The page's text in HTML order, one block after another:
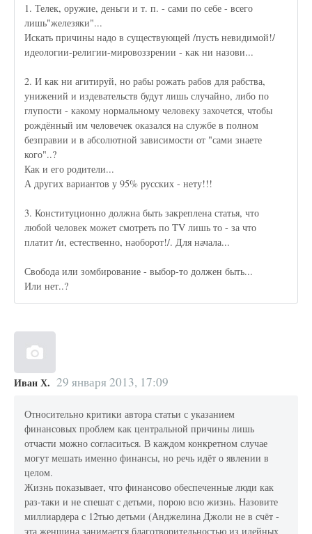
1. Телек, оружие, деньги и т. п. - сами по себе - всего
лишь"железяки"...
Искать причины надо в существующей /пусть невидимой!/
идеологии-религии-мировоззрении - как ни назови...
2. И как ни агитируй, но рабы рожать рабов для рабства,
унижений и издевательств будут лишь случайно, либо по
глупости - какому нормальному человеку захочется, чтобы
рождённый им человечек оказался на службе в полном
безправии и в абсолютной зависимости от "сами знаете
кого"..?
Как и его родители...
А других вариантов у 95% русских - нету!!!
3. Конституционно должна быть закреплена статья, что
любой человек может смотреть по TV лишь то - за что
платит /и, естественно, наоборот!/. Для начала...
Свобода или зомбирование - выбор-то должен быть...
Или нет..?
Иван Х. 29 января 2013, 17:09
Относительно критики автора статьи с указанием
финансовых проблем как центральной причины лишь
отчасти можно согласиться. В каждом конкретном случае
могут мешать именно финансы, но речь идёт о явлении в
целом.
Жизнь показывает, что финансово обеспеченные люди как
раз-таки и не спешат с детьми, порою всю жизнь. Назовите
миллиардера с 12тью детьми (Анджелина Джоли не в счёт -
эта женщина занимается благотворительностью из идейных